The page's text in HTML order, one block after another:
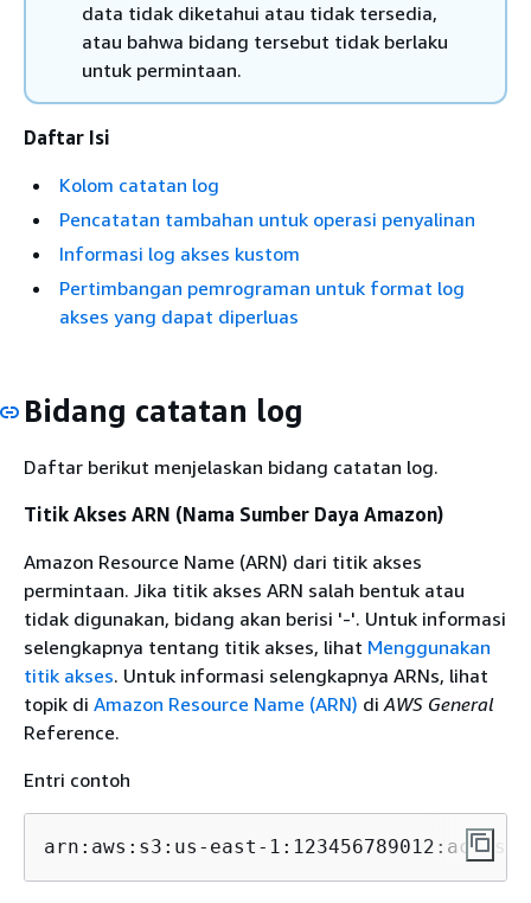
data tidak diketahui atau tidak tersedia,
atau bahwa bidang tersebut tidak berlaku
untuk permintaan.
Daftar Isi
Kolom catatan log
Pencatatan tambahan untuk operasi penyalinan
Informasi log akses kustom
Pertimbangan pemrograman untuk format log
akses yang dapat diperluas
Bidang catatan log
Daftar berikut menjelaskan bidang catatan log.
Titik Akses ARN (Nama Sumber Daya Amazon)
Amazon Resource Name (ARN) dari titik akses
permintaan. Jika titik akses ARN salah bentuk atau
tidak digunakan, bidang akan berisi '-'. Untuk informasi
selengkapnya tentang titik akses, lihat Menggunakan
titik akses. Untuk informasi selengkapnya ARNs, lihat
topik di Amazon Resource Name (ARN) di AWS General
Reference.
Entri contoh
arn:aws:s3:us-east-